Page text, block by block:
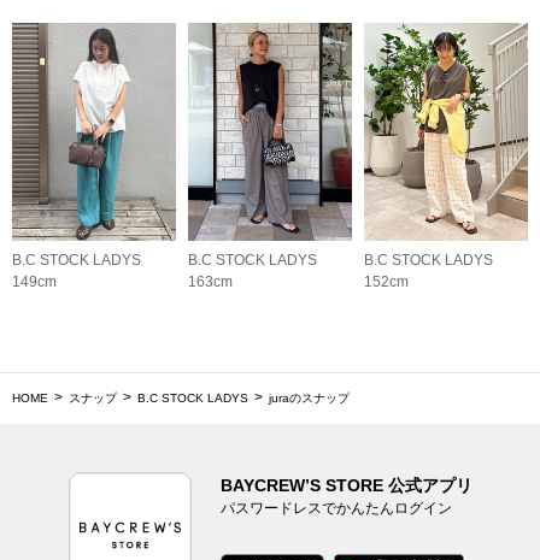
B.C STOCK LADYS
149cm
B.C STOCK LADYS
163cm
B.C STOCK LADYS
152cm
HOME スナップ B.C STOCK LADYS juraのスナップ
BAYCREW’S STORE 公式アプリ
パスワードレスでかんたんログイン